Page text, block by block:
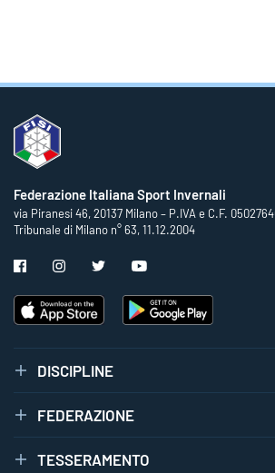
Federazione Italiana Sport Invernali
via Piranesi 46, 20137 Milano – P.IVA e C.F.
Tribunale di Milano n° 63, 11.12.2004
DISCIPLINE
FEDERAZIONE
TESSERAMENTO